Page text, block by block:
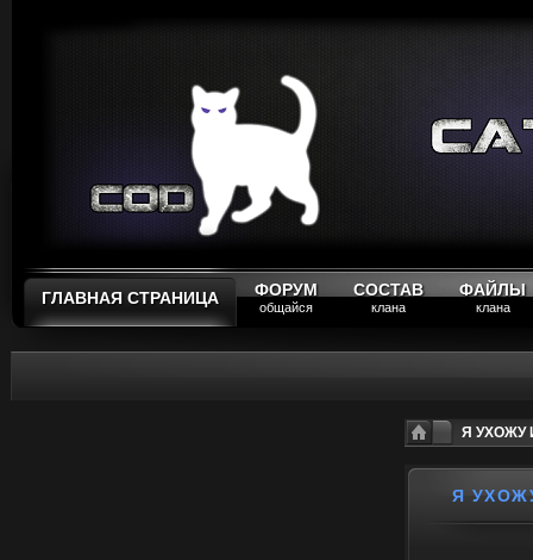
ГЛАВНАЯ СТРАНИЦА ФОРУМ
общайся
СОСТАВ
клана
ФАЙЛЫ
клана
Я УХОЖУ
Я